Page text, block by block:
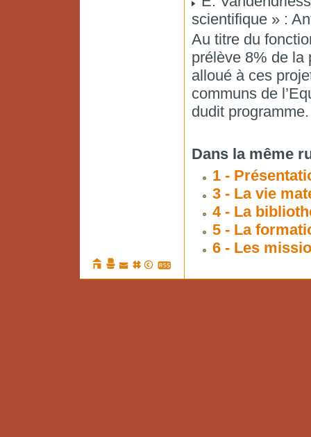
scientifique » :
Au titre du
prélève 8% de la
alloué à ces
communs de
dudit programme.
Dans la même
1 -
3 - La vie
4 - La
5 - La
6 - Les